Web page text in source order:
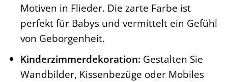
Motiven in Flieder. Die zarte Farbe ist
perfekt für Babys und vermittelt ein Gefühl
von Geborgenheit.
Kinderzimmerdekoration: Gestalten Sie
Wandbilder, Kissenbezüge oder Mobiles